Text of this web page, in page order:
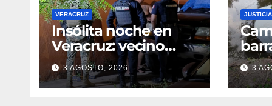
VERACRUZ
Insólita noche en
Veracruz: vecino
denuncia intento de
cateo tras viralizar
video captado por
3 AGOSTO, 2026
JUSTICIA
en
3